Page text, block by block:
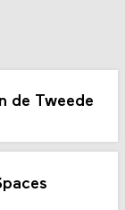
de Tweede